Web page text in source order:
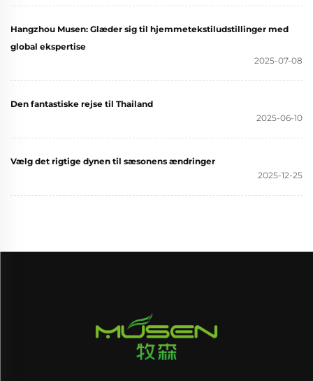
Hangzhou Musen: Glæder sig til hjemmetekstiludstillinger med
global ekspertise
2025-07-08
Den fantastiske rejse til Thailand
2025-06-10
Vælg det rigtige dynen til sæsonens ændringer
2025-12-25